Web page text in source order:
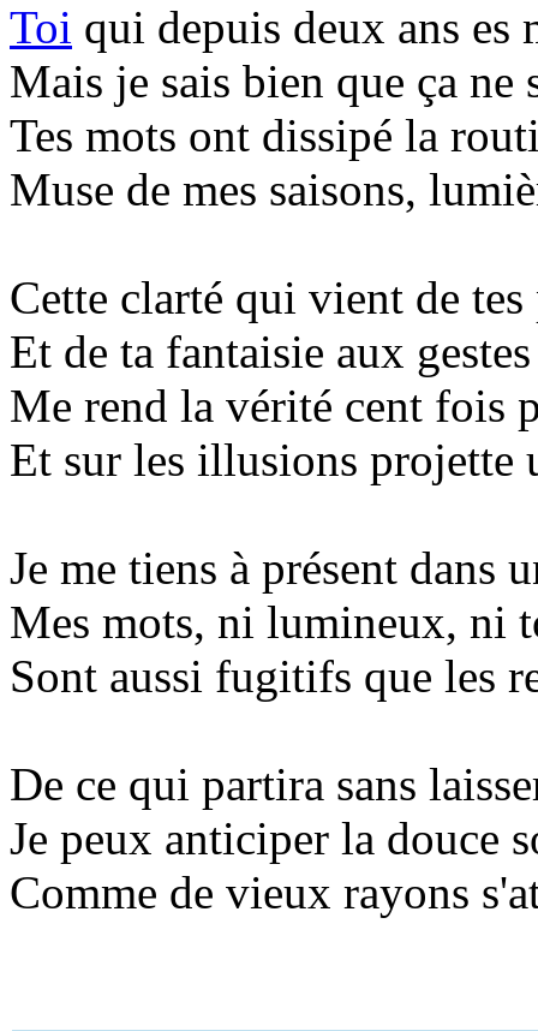
Toi qui depuis deux ans es
Mais je sais bien que ça ne
Tes mots ont dissipé la
Muse de mes saisons,
Cette clarté qui vient de tes
Et de ta fantaisie aux
Me rend la vérité cent fois
Et sur les illusions projette
Je me tiens à présent dans
Mes mots, ni lumineux, ni
Sont aussi fugitifs que les
De ce qui partira sans
Je peux anticiper la douce
Comme de vieux rayons